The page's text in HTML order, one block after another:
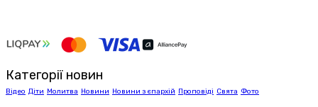
Категорії новин
Відео Діти Молитва Новини Новини з єпархій Проповіді Свята Фото